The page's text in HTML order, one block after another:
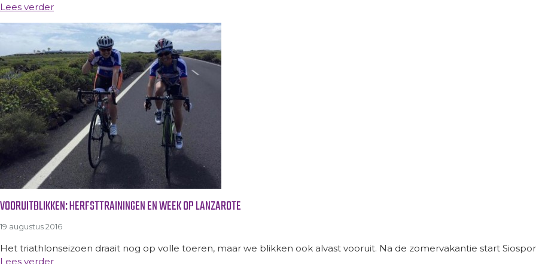
Lees verder
VOORUITBLIKKEN: HERFSTTRAININGEN EN WEEK OP LANZAROTE
19 augustus 2016
Het triathlonseizoen draait nog op volle toeren, maar we blikken ook alvast vooruit. Na de zomervakantie start
Lees verder